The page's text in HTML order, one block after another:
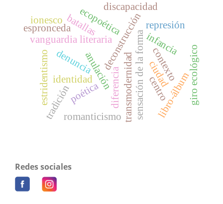
deconstrucción
identidad diferenciatransmodernidad centro
vanguardia literaria
estridentismo sensación de la forma
represión
anulación ciudad
infancia
batallas
poética
tradición libro-álbum
contexto giro ecológico
ecopoéticadiscapacidad
denuncia
romanticismo
espronceda
ionesco
Redes sociales